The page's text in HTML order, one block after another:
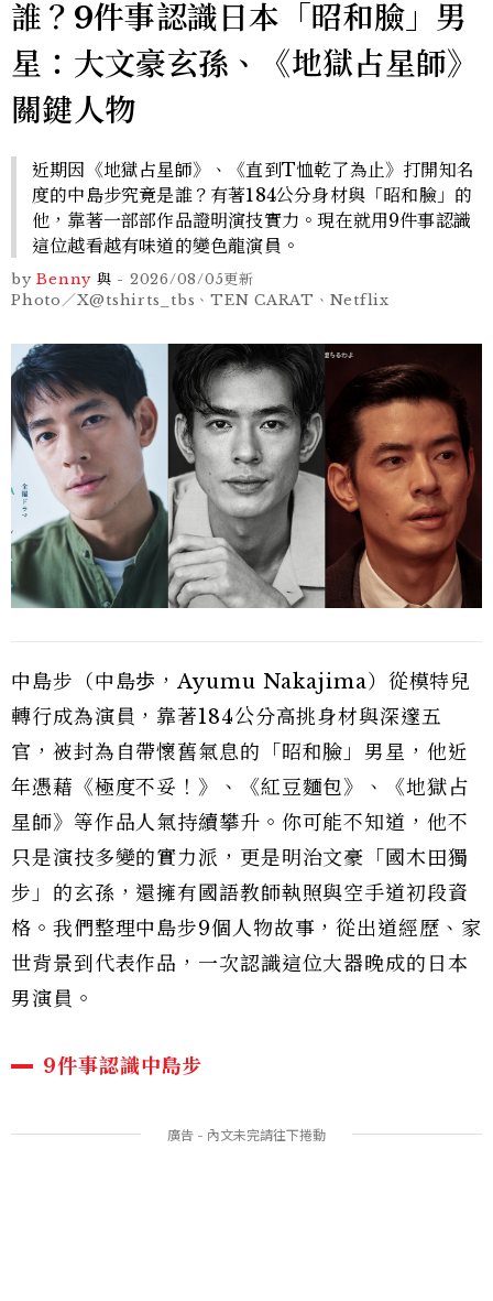
誰？9件事認識日本「昭和臉」男
星：大文豪玄孫、《地獄占星師》
關鍵人物
近期因《地獄占星師》、《直到T恤乾了為止》打開知名
度的中島步究竟是誰？有著184公分身材與「昭和臉」的
他，靠著一部部作品證明演技實力。現在就用9件事認識
這位越看越有味道的變色龍演員。
by Benny 與 - 2026/08/05更新
Photo／X@tshirts_tbs、TEN CARAT、Netflix
中島步（中島歩，Ayumu Nakajima）從模特兒
轉行成為演員，靠著184公分高挑身材與深邃五
官，被封為自帶懷舊氣息的「昭和臉」男星，他近
年憑藉《極度不妥！》、《紅豆麵包》、《地獄占
星師》等作品人氣持續攀升。你可能不知道，他不
只是演技多變的實力派，更是明治文豪「國木田獨
步」的玄孫，還擁有國語教師執照與空手道初段資
格。我們整理中島步9個人物故事，從出道經歷、家
世背景到代表作品，一次認識這位大器晚成的日本
男演員。
9件事認識中島步